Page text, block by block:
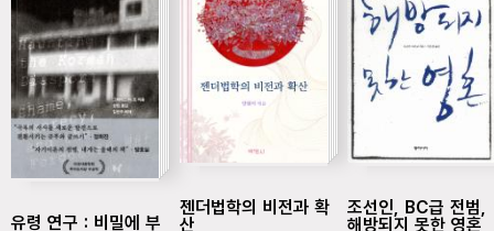
유령 연구 : 비밀에 부
젠더법학의 비전과 확
산
조선인, BC급 전범,
해방되지 못한 영혼